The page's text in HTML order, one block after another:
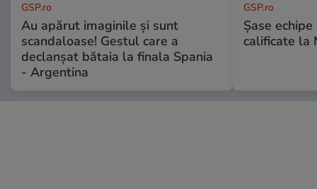
GSP.ro
Au apărut imaginile și sunt
scandaloase! Gestul care a
declanșat bătaia la finala Spania
- Argentina
GSP.ro
Șase
calificate la